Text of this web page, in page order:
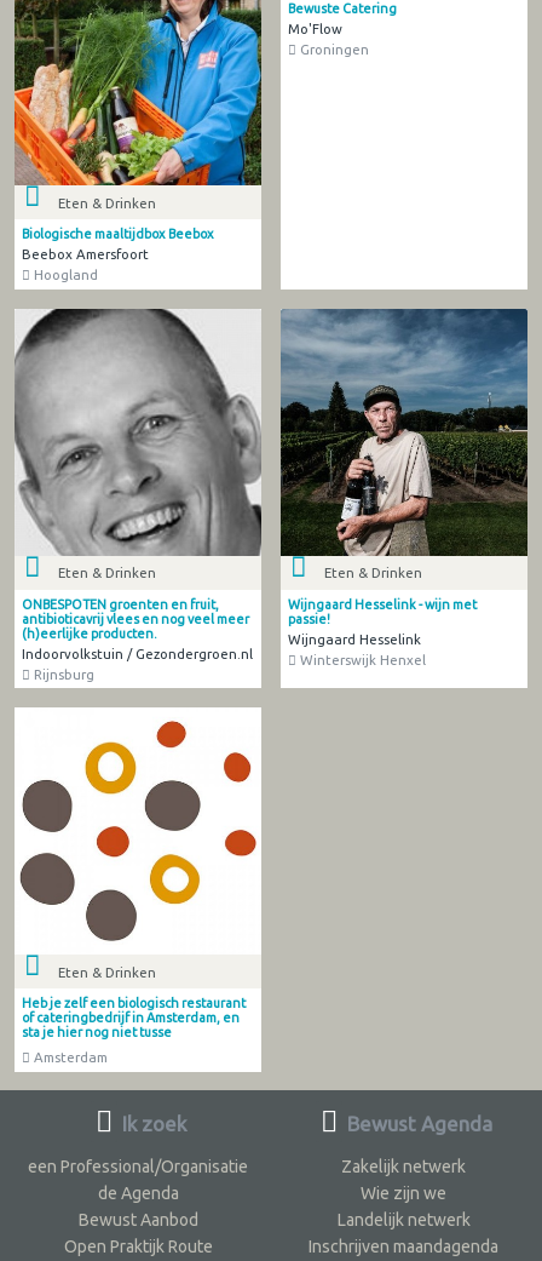
Eten & Drinken
Biologische maaltijdbox Beebox
Beebox Amersfoort
Hoogland
Bewuste Catering
Mo'Flow
Groningen
Eten & Drinken
ONBESPOTEN groenten en fruit,
antibioticavrij vlees en nog veel meer
(h)eerlijke producten.
Indoorvolkstuin / Gezondergroen.nl
Rijnsburg
Eten & Drinken
Wijngaard Hesselink - wijn met
passie!
Wijngaard Hesselink
Winterswijk Henxel
Eten & Drinken
Heb je zelf een biologisch restaurant
of cateringbedrijf in Amsterdam, en
sta je hier nog niet tusse
Amsterdam
Ik zoek
een Professional/Organisatie
de Agenda
Bewust Aanbod
Open Praktijk Route
Bewust Agenda
Zakelijk netwerk
Wie zijn we
Landelijk netwerk
Inschrijven maandagenda